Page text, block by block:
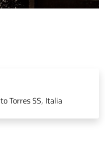
Torres SS, Italia